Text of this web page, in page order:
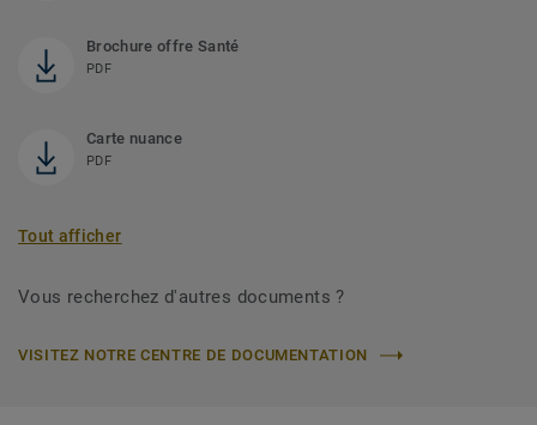
Brochure offre Santé
PDF
Carte nuance
PDF
Tout afficher
Vous recherchez d'autres documents ?
VISITEZ NOTRE CENTRE DE DOCUMENTATION